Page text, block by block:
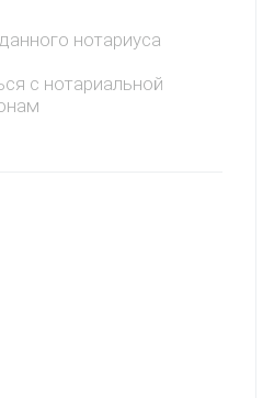
нотариуса
с нотариальной